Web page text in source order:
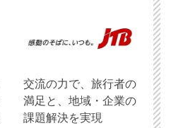
交流の力で、旅行者の
満足と、地域・企業の
課題解決を実現